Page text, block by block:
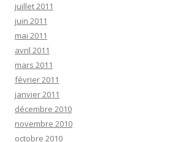
juillet 2011
juin 2011
mai 2011
avril 2011
mars 2011
février 2011
janvier 2011
décembre 2010
novembre 2010
octobre 2010